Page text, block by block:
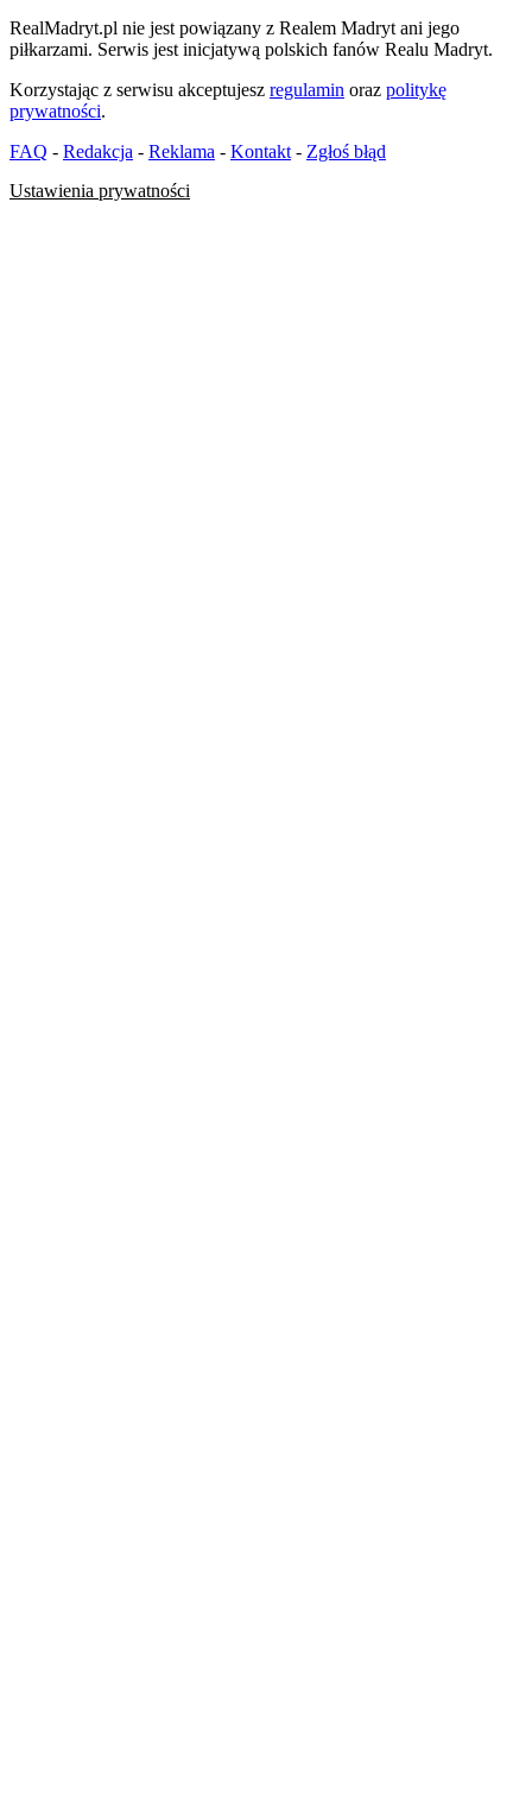
RealMadryt.pl nie jest powiązany z Realem Madryt ani jego
piłkarzami. Serwis jest inicjatywą polskich fanów Realu Madryt.
Korzystając z serwisu akceptujesz regulamin oraz politykę
prywatności.
FAQ - Redakcja - Reklama - Kontakt - Zgłoś błąd
Ustawienia prywatności